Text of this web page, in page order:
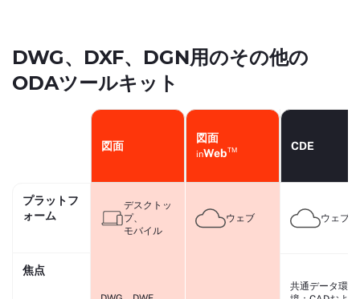
DWG、DXF、DGN用のその他の
ODAツールキット
プラットフ
ォーム
焦点
図面
デスクトッ
プ、
モバイル
図面
inWebTM
ウェブ
CDE
ウェブ
共通データ環